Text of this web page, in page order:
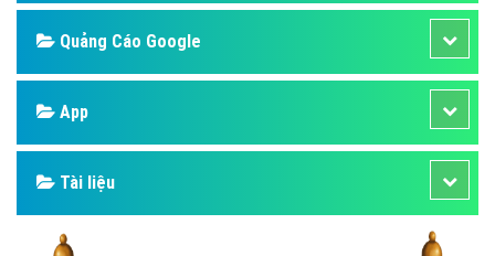
Quảng Cáo Google
App
Tài liệu